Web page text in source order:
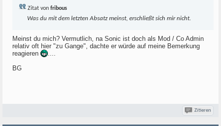
Zitat von fribous
Was du mit dem letzten Absatz meinst, erschließt sich mir nicht.
Meinst du mich? Vermutlich, na Sonic ist doch als Mod / Co Admin
relativ oft hier "zu Gange", dachte er würde auf meine Bemerkung
reagieren
....
BG
Zitieren